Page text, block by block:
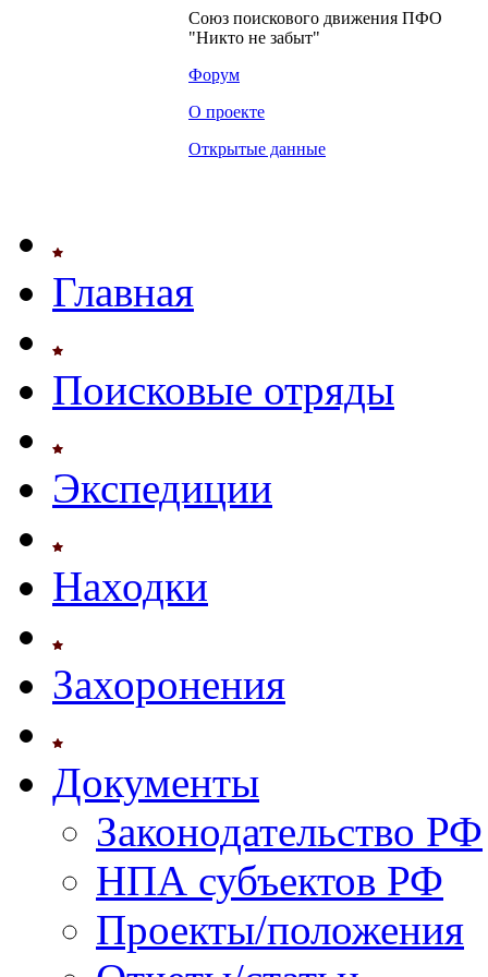
Союз поискового движения ПФО
"Никто не забыт"
Форум
О проекте
Открытые данные
Главная
Поисковые отряды
Экспедиции
Находки
Захоронения
Документы
Законодательство РФ
НПА субъектов РФ
Проекты/положения